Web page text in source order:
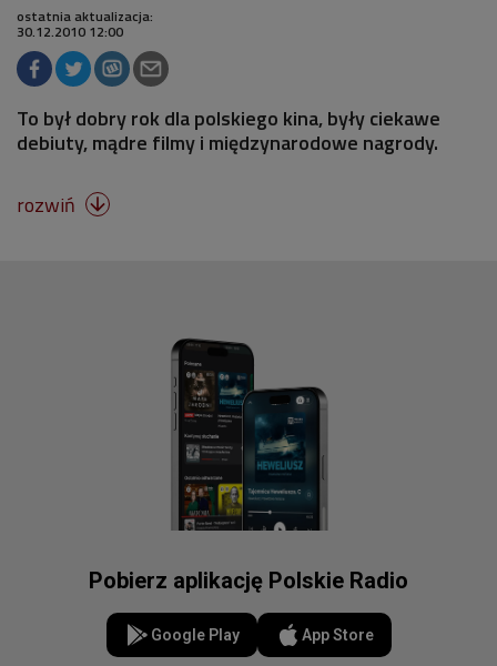
ostatnia aktualizacja:
30.12.2010 12:00
To był dobry rok dla polskiego kina, były ciekawe
debiuty, mądre filmy i międzynarodowe nagrody.
rozwiń 
Pobierz aplikację Polskie Radio
Google Play App Store